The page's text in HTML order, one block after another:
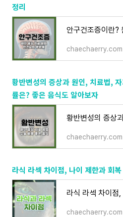
정리
chaechaerry.com
황반변성의 증상과 원인, 치료법,
률은? 좋은 음식도 알아보자
chaechaerry.com
라식 라섹 차이점, 나이 제한과 회
chaechaerry.com